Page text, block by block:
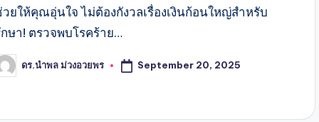
ยให้คุณอุ่นใจ ไม่ต้องกังวลเรื่องเงินก้อนใหญ่สำหรับ
ษา! ตรวจพบโรคร้าย…
ดร.นำพล ม่วงอวยพร September 20, 2025